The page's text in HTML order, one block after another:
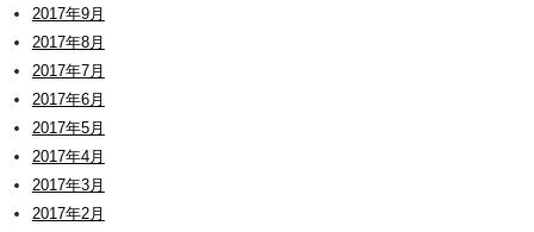
2017年9月
2017年8月
2017年7月
2017年6月
2017年5月
2017年4月
2017年3月
2017年2月